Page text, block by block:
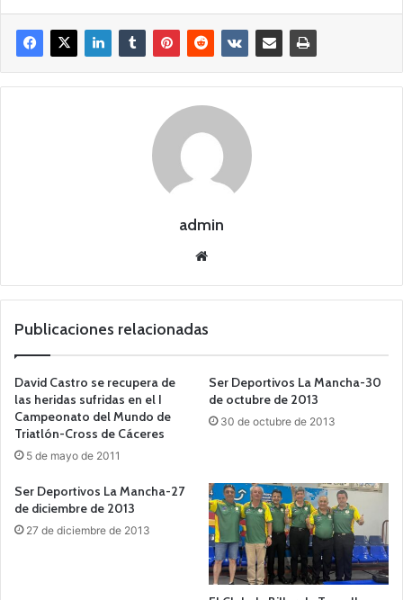
admin
we
Publicaciones relacionadas
David Castro se recupera de
las heridas sufridas en el I
Campeonato del Mundo de
Triatlón-Cross de Cáceres
5 de mayo de 2011
Ser Deportivos La Mancha-30
de octubre de 2013
30 de octubre de 2013
Ser Deportivos La Mancha-27
de diciembre de 2013
27 de diciembre de 2013